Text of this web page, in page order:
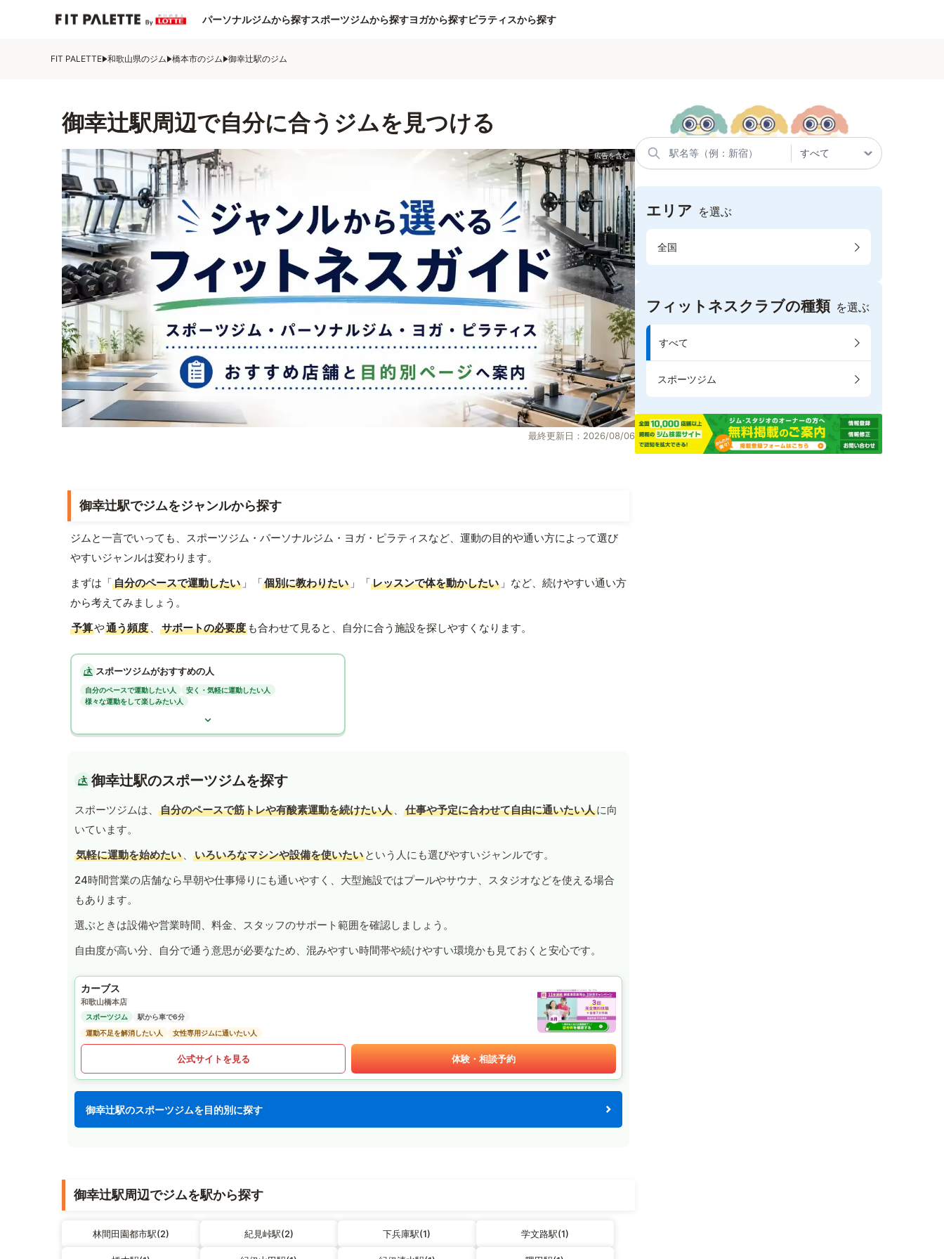
パーソナルジムから探すスポーツジムから探すヨガから探すピラティスから探す
FIT PALETTE 和歌山県のジム 橋本市のジム 御幸辻駅のジム
御幸辻駅周辺で自分に合うジムを見つける
最終更新日：2026/08/06
御幸辻駅でジムをジャンルから探す
ジムと一言でいっても、スポーツジム・パーソナルジム・ヨガ・ピラティスなど、運動の目的や通い方によって選び
やすいジャンルは変わります。
まずは「自分のペースで運動したい 」「個別に教わりたい 」「レッスンで体を動かしたい 」など、続けやすい通い方
から考えてみましょう。
予算や通う頻度 、 サポートの必要度 も合わせて見ると、自分に合う施設を探しやすくなります。
スポーツジムがおすすめの人
自分のペースで運動したい人
安く・気軽に運動したい人
様々な運動をして楽しみたい人
御幸辻駅のスポーツジムを探す
スポーツジムは、 自分のペースで筋トレや有酸素運動を続けたい人 、 仕事や予定に合わせて自由に通いたい人に向
いています。
気軽に運動を始めたい 、 いろいろなマシンや設備を使いたい という人にも選びやすいジャンルです。
24時間営業の店舗なら早朝や仕事帰りにも通いやすく、大型施設ではプールやサウナ、スタジオなどを使える場合
もあります。
選ぶときは設備や営業時間、料金、スタッフのサポート範囲を確認しましょう。
自由度が高い分、自分で通う意思が必要なため、混みやすい時間帯や続けやすい環境かも見ておくと安心です。
カーブス
和歌山橋本店
スポーツジム
駅から車で6分
運動不足を解消したい人
女性専用ジムに通いたい人
公式サイトを見る 体験・相談予約
御幸辻駅のスポーツジムを目的別に探す
御幸辻駅周辺でジムを駅から探す
林間田園都市駅(2) 紀見峠駅(2) 下兵庫駅(1) 学文路駅(1)
エリア を選ぶ
全国
フィットネスクラブの種類 を選ぶ
すべて
スポーツジム